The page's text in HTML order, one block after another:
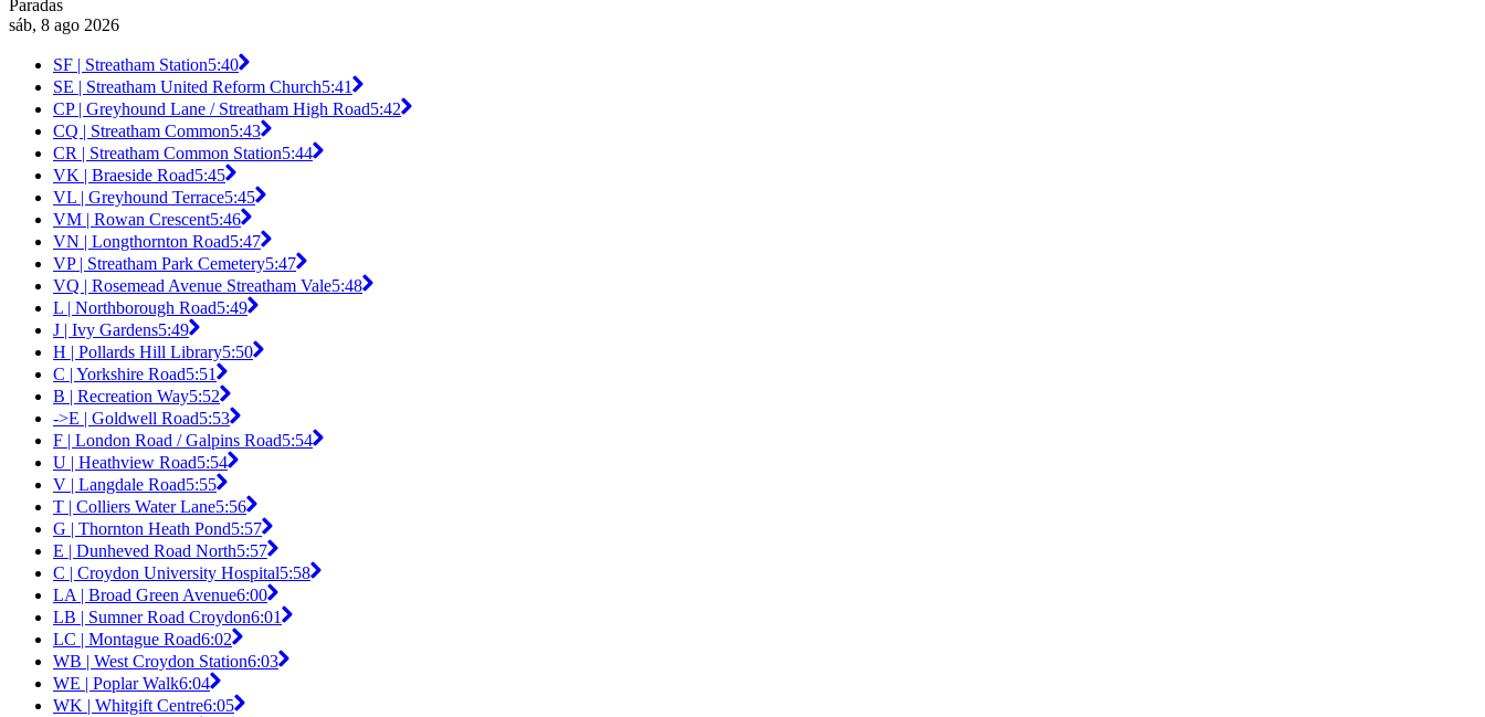
Paradas
sáb, 8 ago 2026
SF | Streatham Station5:40
SE | Streatham United Reform Church5:41
CP | Greyhound Lane / Streatham High Road5:42
CQ | Streatham Common5:43
CR | Streatham Common Station5:44
VK | Braeside Road5:45
VL | Greyhound Terrace5:45
VM | Rowan Crescent5:46
VN | Longthornton Road5:47
VP | Streatham Park Cemetery5:47
VQ | Rosemead Avenue Streatham Vale5:48
L | Northborough Road5:49
J | Ivy Gardens5:49
H | Pollards Hill Library5:50
C | Yorkshire Road5:51
B | Recreation Way5:52
->E | Goldwell Road5:53
F | London Road / Galpins Road5:54
U | Heathview Road5:54
V | Langdale Road5:55
T | Colliers Water Lane5:56
G | Thornton Heath Pond5:57
E | Dunheved Road North5:57
C | Croydon University Hospital5:58
LA | Broad Green Avenue6:00
LB | Sumner Road Croydon6:01
LC | Montague Road6:02
WB | West Croydon Station6:03
WE | Poplar Walk6:04
WK | Whitgift Centre6:05